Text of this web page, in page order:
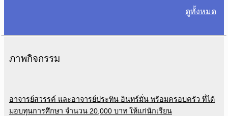
ดูทั้งหมด
ภาพกิจกรรม
อาจารย์สวรรค์ และอาจารย์ประทิน อินทร์มั่น พร้อมครอบครัว ที่ได้
มอบทุนการศึกษา จำนวน 20,000 บาท ให้แก่นักเรียน